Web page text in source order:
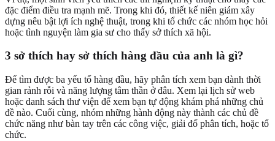
đặc điểm điều tra mạnh mẽ. Trong khi đó, thiết kế niên giám xây
dựng nêu bật lợi ích nghệ thuật, trong khi tổ chức các nhóm học hỏi
hoặc tình nguyện làm gia sư cho thấy sở thích xã hội.
3 sở thích hay sở thích hàng đầu của anh là gì?
Để tìm được ba yếu tố hàng đầu, hãy phân tích xem bạn dành thời
gian rảnh rỗi và năng lượng tâm thần ở đâu. Xem lại lịch sử web
hoặc danh sách thư viện để xem bạn tự động khám phá những chủ
đề nào. Cuối cùng, nhóm những hành động này thành các chủ đề
chức năng như bàn tay trên các công việc, giải đố phân tích, hoặc tổ
chức.